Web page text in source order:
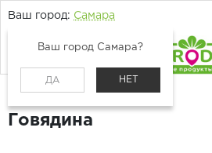
Ваш город: Самара
Ваш город Самара?
ДА НЕТ
Говядина